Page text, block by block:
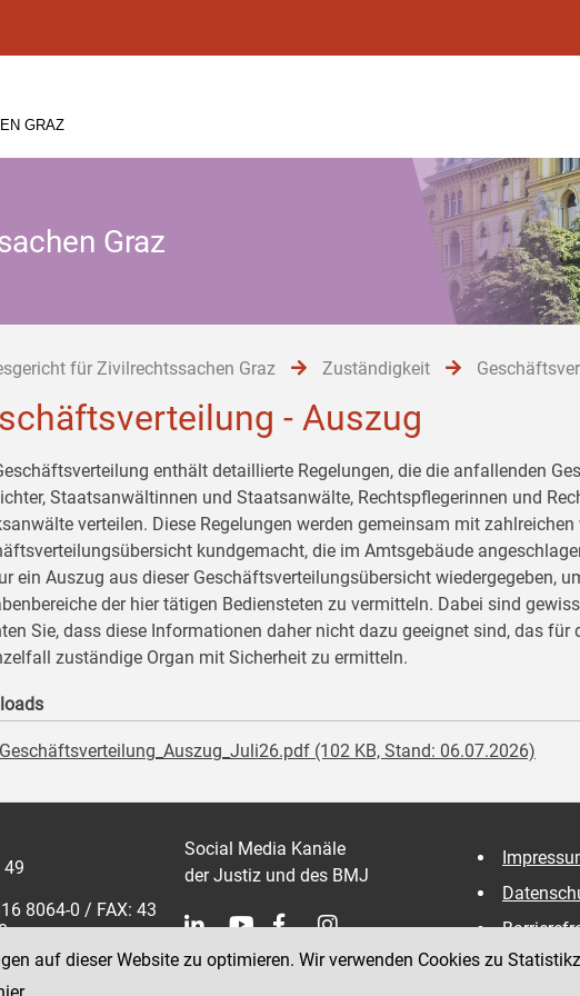
GRAZ
Graz
für Zivilrechtssachen Graz Zuständigkeit
- Auszug
enthält detaillierte Regelungen, die die anfallenden
Staatsanwältinnen und Staatsanwälte, Rechtspflegerinnen und
verteilen. Diese Regelungen werden gemeinsam mit
kundgemacht, die im Amtsgebäude
ein Auszug aus dieser Geschäftsverteilungsübersicht wiedergegeben,
der hier tätigen Bediensteten zu vermitteln. Dabei sind
Sie, dass diese Informationen daher nicht dazu geeignet sind, das
zuständige Organ mit Sicherheit zu ermitteln.
Geschäftsverteilung_Auszug_Juli26.pdf (102 KB, Stand: 06.07.2026)
49
8064-0 / FAX: 43
3600
Social Media Kanäle
der Justiz und des BMJ
auf dieser Website zu optimieren. Wir verwenden Cookies zu